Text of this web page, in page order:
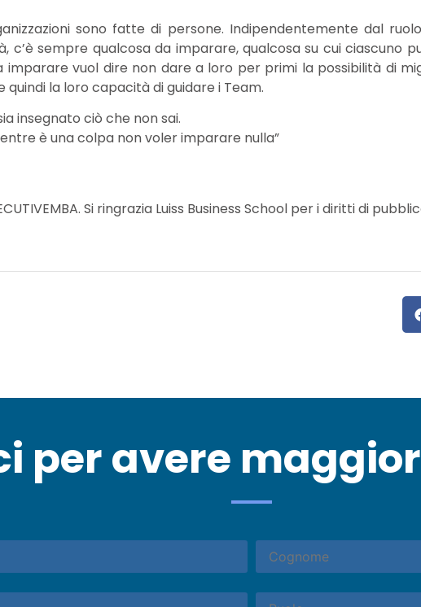
sono fatte di persone. Indipendentemente dal
c’è sempre qualcosa da imparare, qualcosa su cui ciascuno
vuol dire non dare a loro per primi la possibilità di
quindi la loro capacità di guidare i Team.
insegnato ciò che non sai.
è una colpa non voler imparare nulla”
Si ringrazia Luiss Business School per i diritti di
per avere